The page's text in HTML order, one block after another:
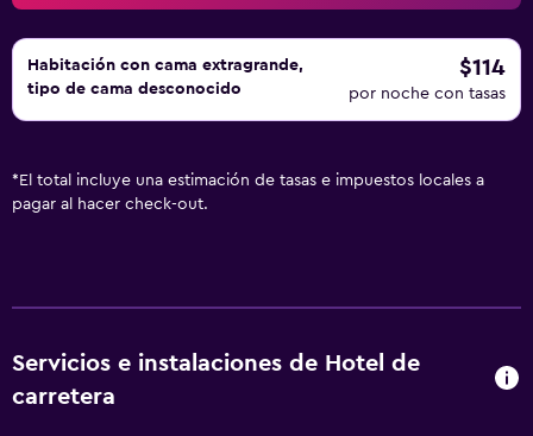
Habitación con cama extragrande,
tipo de cama desconocido
$114
por noche con tasas
* El total incluye una estimación de tasas e impuestos locales a
pagar al hacer check-out.
Servicios e instalaciones de Hotel de
carretera